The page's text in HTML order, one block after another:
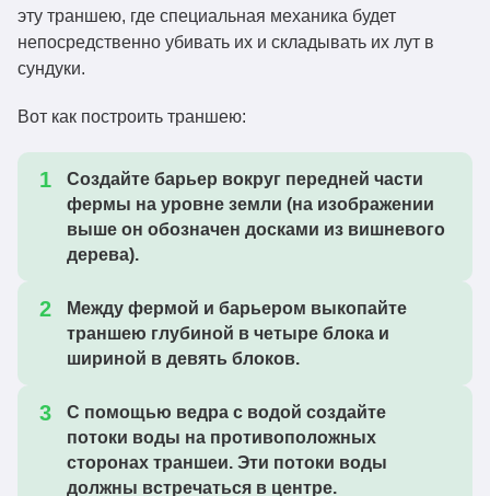
эту траншею, где специальная механика будет
непосредственно убивать их и складывать их лут в
сундуки.
Вот как построить траншею:
Создайте барьер вокруг передней части
фермы на уровне земли (на изображении
выше он обозначен досками из вишневого
дерева).
Между фермой и барьером выкопайте
траншею глубиной в четыре блока и
шириной в девять блоков.
С помощью ведра с водой создайте
потоки воды на противоположных
сторонах траншеи. Эти потоки воды
должны встречаться в центре.